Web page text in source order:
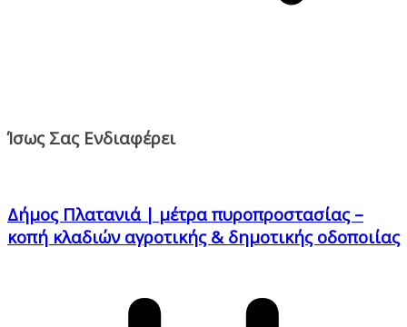
Ίσως Σας Ενδιαφέρει
Δήμος Πλατανιά | μέτρα πυροπροστασίας –
κοπή κλαδιών αγροτικής & δημοτικής οδοποιίας